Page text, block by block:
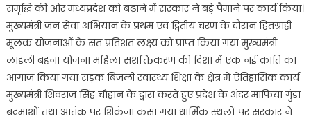
समृद्धि की ओर मध्यप्रदेश को बढ़ाने में सरकार ने बड़े पैमाने पर कार्य किया।
मुख्यमंत्री जन सेवा अभियान के प्रथम एवं द्वितीय चरण के दौरान हितग्राही
मूलक योजनाओं के सत प्रतिशत लक्ष्य को प्राप्त किया गया मुख्यमंत्री
लाडली बहना योजना महिला सशक्तिकरण की दिशा में एक नई क्रांति का
आगाज किया गया सड़क बिजली स्वास्थ्य शिक्षा के क्षेत्र में ऐतिहासिक कार्य
मुख्यमंत्री शिवराज सिंह चौहान के द्वारा करते हुए प्रदेश के अंदर माफिया गुंडा
बदमाशों तथा आतंक पर शिकंजा कसा गया धार्मिक स्थलों पर सरकार ने